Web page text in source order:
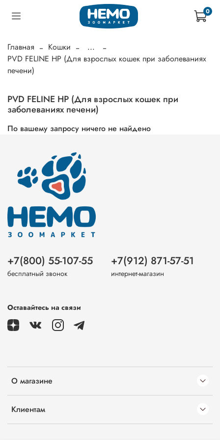
0
Главная Кошки
...
PVD FELINE HP (Для взрослых кошек при заболеваниях
печени)
PVD FELINE HP (Для взрослых кошек при
заболеваниях печени)
По вашему запросу ничего не найдено
О магазине
Клиентам
+7(800) 55-107-55
бесплатный звонок
+7(912) 871-57-51
интернет-магазин
Оставайтесь на связи